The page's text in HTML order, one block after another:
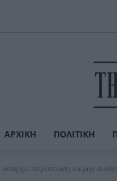
ΑΡΧΙΚΉ ΠΟΛΙΤΙΚΉ
υπάρχει περίπτωση να μην